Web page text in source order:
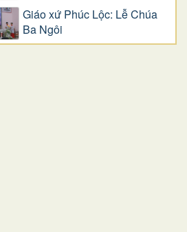
Giáo xứ Phúc Lộc: Lễ Chúa
Ba Ngôi